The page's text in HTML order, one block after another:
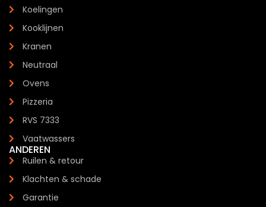
Koelingen
Kooklijnen
Kranen
Neutraal
Ovens
Pizzeria
RVS 7333
Vaatwassers
ANDEREN
Ruilen & retour
Klachten & schade
Garantie